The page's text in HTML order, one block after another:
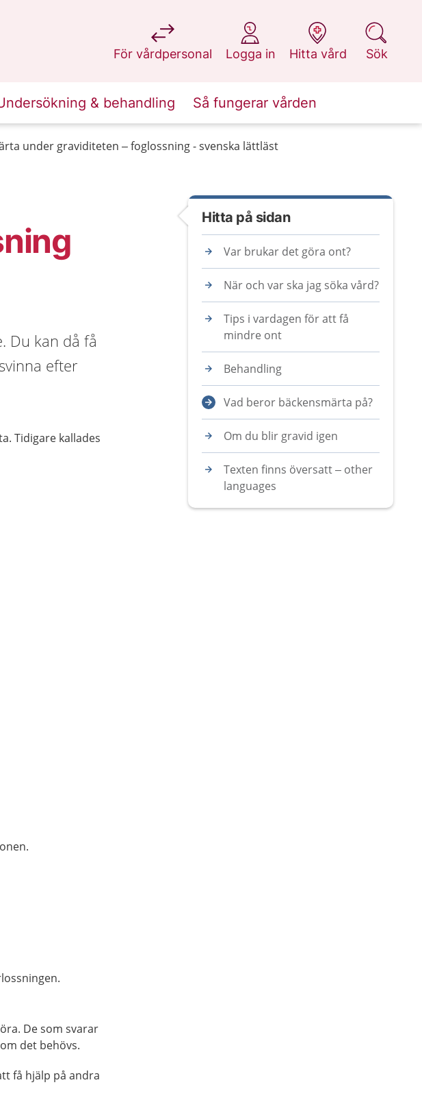
För vårdpersonal
på 1177.se
Logga in
på 1177.se
Hitta vård
på 1177.se
Sök
på 1177.se
& behandling Så fungerar vården
under graviditeten – foglossning - svenska lättläst
Du kan då få
efter
Tidigare kallades
De som svarar
det behövs.
få hjälp på andra
Hitta på sidan
Var brukar det göra ont?
När och var ska jag söka vård?
Tips i vardagen för att få
mindre ont
Behandling
Vad beror bäckensmärta på?
Om du blir gravid igen
Texten finns översatt – other
languages